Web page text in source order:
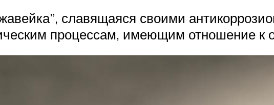
славящаяся своими
процессам, имеющим отношение к